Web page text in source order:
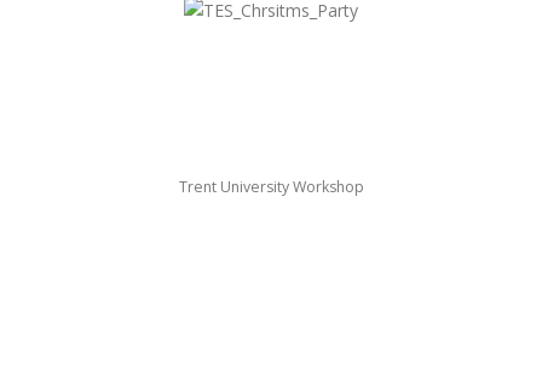
Trent University Workshop